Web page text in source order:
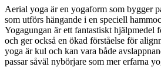
Aerial yoga är en yogaform som bygger
som utförs hängande i en speciell
Yogagungan är ett fantastiskt hjälpmedel
och ger också en ökad förståelse för
yoga är kul och kan vara både
passar såväl nybörjare som mer erfarna